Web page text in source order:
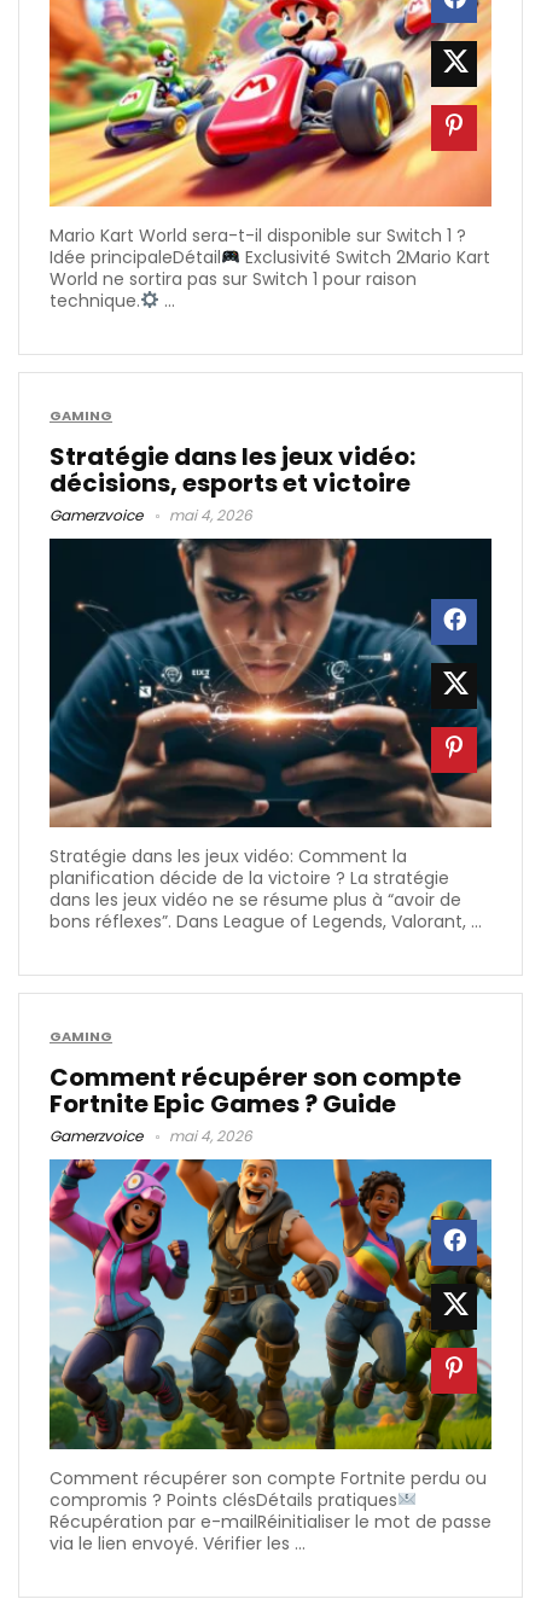
Mario Kart World sera-t-il disponible sur Switch 1 ?
Idée principaleDétail
Exclusivité Switch 2Mario Kart
World ne sortira pas sur Switch 1 pour raison
technique.
...
GAMING
Stratégie dans les jeux vidéo:
décisions, esports et victoire
Gamerzvoice mai 4, 2026
Stratégie dans les jeux vidéo: Comment la
planification décide de la victoire ? La stratégie
dans les jeux vidéo ne se résume plus à “avoir de
bons réflexes”. Dans League of Legends, Valorant, ...
GAMING
Comment récupérer son compte
Fortnite Epic Games ? Guide
Gamerzvoice mai 4, 2026
Comment récupérer son compte Fortnite perdu ou
compromis ? Points clésDétails pratiques
Récupération par e-mailRéinitialiser le mot de passe
via le lien envoyé. Vérifier les ...